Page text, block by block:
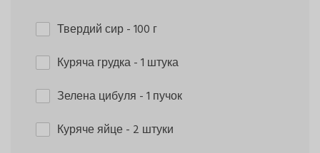
Твердий сир- 100 г
Куряча грудка- 1 штука
Зелена цибуля - 1 пучок
Куряче яйце- 2 штуки